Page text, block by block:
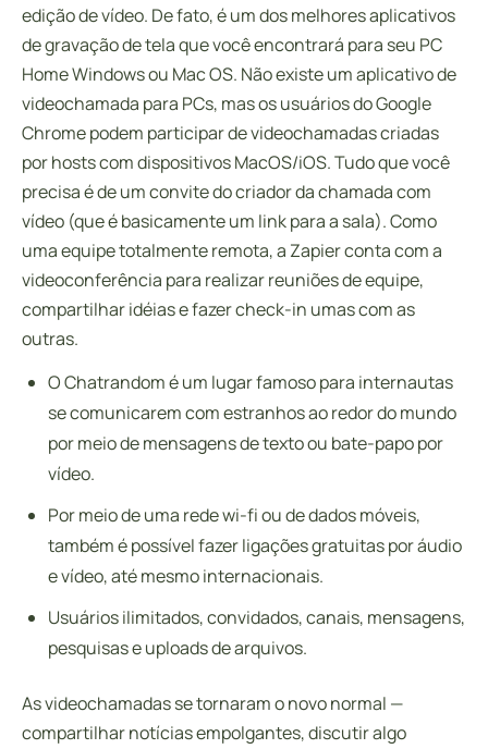
edição de vídeo. De fato, é um dos melhores aplicativos
de gravação de tela que você encontrará para seu PC
Home Windows ou Mac OS. Não existe um aplicativo de
videochamada para PCs, mas os usuários do Google
Chrome podem participar de videochamadas criadas
por hosts com dispositivos MacOS/iOS. Tudo que você
precisa é de um convite do criador da chamada com
vídeo (que é basicamente um link para a sala). Como
uma equipe totalmente remota, a Zapier conta com a
videoconferência para realizar reuniões de equipe,
compartilhar idéias e fazer check-in umas com as
outras.
O Chatrandom é um lugar famoso para internautas
se comunicarem com estranhos ao redor do mundo
por meio de mensagens de texto ou bate-papo por
vídeo.
Por meio de uma rede wi-fi ou de dados móveis,
também é possível fazer ligações gratuitas por áudio
e vídeo, até mesmo internacionais.
Usuários ilimitados, convidados, canais, mensagens,
pesquisas e uploads de arquivos.
As videochamadas se tornaram o novo normal —
compartilhar notícias empolgantes, discutir algo